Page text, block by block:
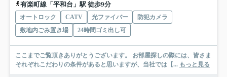
有楽町線「平和台」駅 徒歩9分
オートロック CATV 光ファイバー
防犯カメラ
敷地内ごみ置き場
24時間ゴミ出し可
ここまでご覧頂きありがとうございます。 お部屋探しの際には、皆さま
それぞれこだわりの条件があると思いますが、当社では【... もっと見る